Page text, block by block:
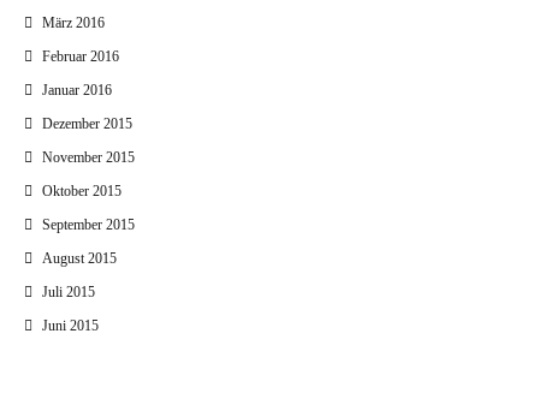
März 2016
Februar 2016
Januar 2016
Dezember 2015
November 2015
Oktober 2015
September 2015
August 2015
Juli 2015
Juni 2015